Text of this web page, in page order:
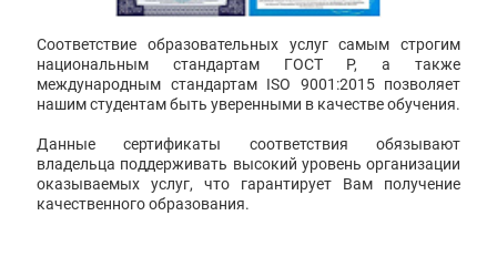
Соответствие образовательных услуг самым строгим
национальным стандартам ГОСТ Р, а также
международным стандартам ISO 9001:2015 позволяет
нашим студентам быть уверенными в качестве обучения.
Данные сертификаты соответствия обязывают
владельца поддерживать высокий уровень организации
оказываемых услуг, что гарантирует Вам получение
качественного образования.